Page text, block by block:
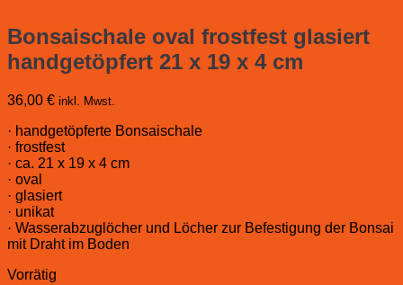
Bonsaischale oval frostfest glasiert
handgetöpfert 21 x 19 x 4 cm
36,00 € inkl. Mwst.
· handgetöpferte Bonsaischale
· frostfest
· ca. 21 x 19 x 4 cm
· oval
· glasiert
· unikat
· Wasserabzuglöcher und Löcher zur Befestigung der Bonsai
mit Draht im Boden
Vorrätig